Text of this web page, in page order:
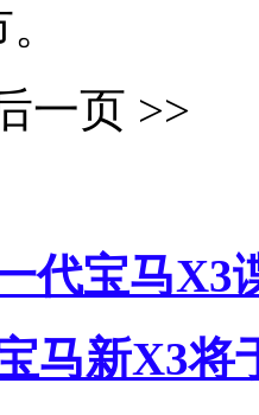
一页 >>
代宝马X3
马新X3将